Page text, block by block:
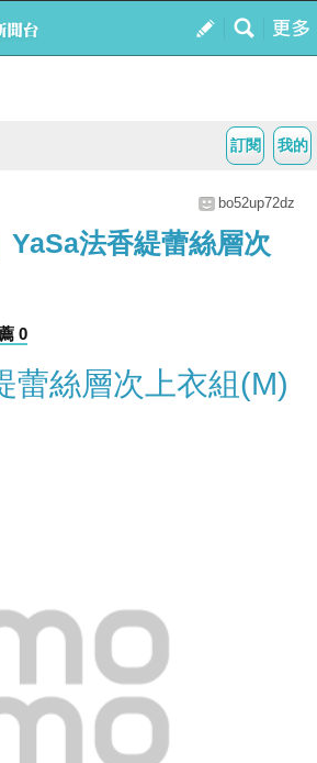
我的
訂閱
bo52up72dz
YaSa法香緹蕾絲層次
0
蕾絲層次上衣組(M)